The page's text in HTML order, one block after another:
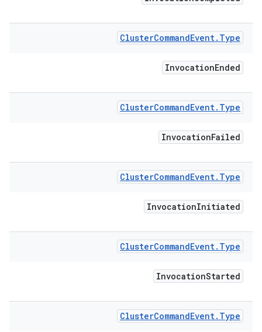
ClusterCommandEvent. Type
InvocationEnded
ClusterCommandEvent. Type
InvocationFailed
ClusterCommandEvent. Type
InvocationInitiated
ClusterCommandEvent. Type
InvocationStarted
ClusterCommandEvent. Type